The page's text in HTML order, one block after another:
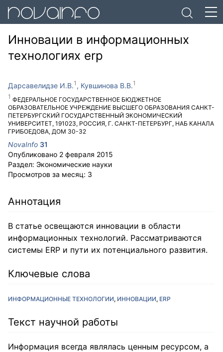
Инновации в информационных
технологиях erp
Дарсавелидзе И.В.
ФЕДЕРАЛЬНОЕ ГОСУДАРСТВЕННОЕ БЮДЖЕТНОЕ
ОБРАЗОВАТЕЛЬНОЕ УЧРЕЖДЕНИЕ ВЫСШЕГО ОБРАЗОВАНИЯ САНКТ-
ПЕТЕРБУРГСКИЙ ГОСУДАРСТВЕННЫЙ ЭКОНОМИЧЕСКИЙ
УНИВЕРСИТЕТ, 191023, РОССИЯ, Г. САНКТ-ПЕТЕРБУРГ, НАБ КАНАЛА
ГРИБОЕДОВА, ДОМ 30-32
Кувшинова В.В.
NovaInfo 31
Опубликовано 2 февраля 2015
Раздел: Экономические науки
Просмотров за месяц: 3
Аннотация
В статье освещаются инновации в области
информационных технологий. Рассматриваются
системы ERP и пути их потенциального развития.
Ключевые слова
ИНФОРМАЦИОННЫЕ ТЕХНОЛОГИИ ИННОВАЦИИ ERP
Текст научной работы
Информация всегда являлась ценным ресурсом, а